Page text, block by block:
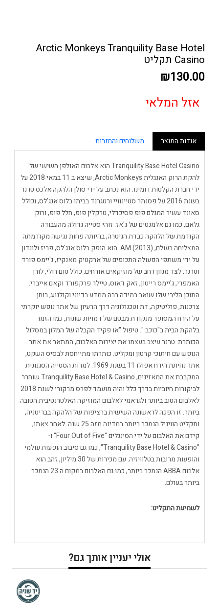
Arctic Monkeys Tranquility Base Hotel
Casino תקליט
₪130.00
אזל המלאי
אודות המוצר משלוחים והחזרות
Tranquility Base Hotel Casino הוא אלבום האולפן השישי של
להקת הרוק האנגלית Arctic Monkeys, שיצא ב 11 במאי 2018 על
ידי חברת הקלטות דומינו. הוא נכתב על ידי סולן הלהקה אלכס טרנר
בשנת 2016 על פסנתר סטיינוויי ורטגרנד בביתו בלוס אנג'לס, וכולל
סאונד עשיר המגלם פופ פסיכדלי, טרקלין פופ, חלל פופ, ורוק
גלאם, כמו גם אלמנטים של ג'אז. זוהי סטייה גדולה מהעבודה
הקודמת של הלהקה כבדת הגיטרה, בהיותה פחות נגישה מקודמתה
המצליחה בעולם, AM (2013). הוא הופק בלוס אנג'לס, פריז ולונדון
על ידי משתפי הפעולה התכופים של ארקטיק מאנקיז, ג'יימס פורד
וטרנר, לצד מגוון רחב של מוזיקאים אורחים, כולל טום רולי, לורן
האמפרי, ג'יימס רייטון, זאק דאוס, טיילר פרקפורד וקאם אייברי.
התוכן הלירי שלו שואב במידה רבה ממדע בדיוני וקולנוע, בוחן
צרכנות, פוליטיקה, דת וטכנולוגיה דרך הרעיון של אתר נופש יוקרתי
על הירח המסופר מנקודת מבטם של דמויות שונות, כמו הזמר
בלהקת הבית ב"כוכב ". טיפול "או פקיד הקבלה של המלון במסלול
הכותרת. טרנר עיצב בעצמו את יצירות האלבום, המתאר את אתר
הנופש עם חיתוכי קרטון ומקליט. כותרתו מתייחסת לבסיס השקט,
אתר נחיתת הירח אפולו 11 בשנת 1969. למרות הסטייה הסגנונית
המקבבת את המאזינים, Tranquility Base Hotel & Casino שוחרר
לביקורות חיוביות בדרך כלל והיה מועמד לפרס מרקורי לשנת 2018
לאלבום הטוב ביותר ולגראמי לאלבום המוזיקה האלטרנטיבית הטובה
ביותר. זו הפכה לראשונה השישית ברציפות של הלהקה בבריטניה,
ותקליט הוויניל הנמכר ביותר במדינה מזה 25 שנה. לאחר צאתו,
קידם את האלבום על ידי הסינגלים "Four Out of Five" ו-
"Tranquility Base Hotel & Casino", כמו גם סיבוב הופעות עולמי
והופעות מרובות בטלוויזיה. עם מכירות של 30 מיליון, זהב הוא
אלבום ABBA הנמכר ביותר, כמו גם האלבום במקום ה 23 הנמכר
ביותר בעולם.
לשמיעת התקליט:
אולי יעניין אותך גם?